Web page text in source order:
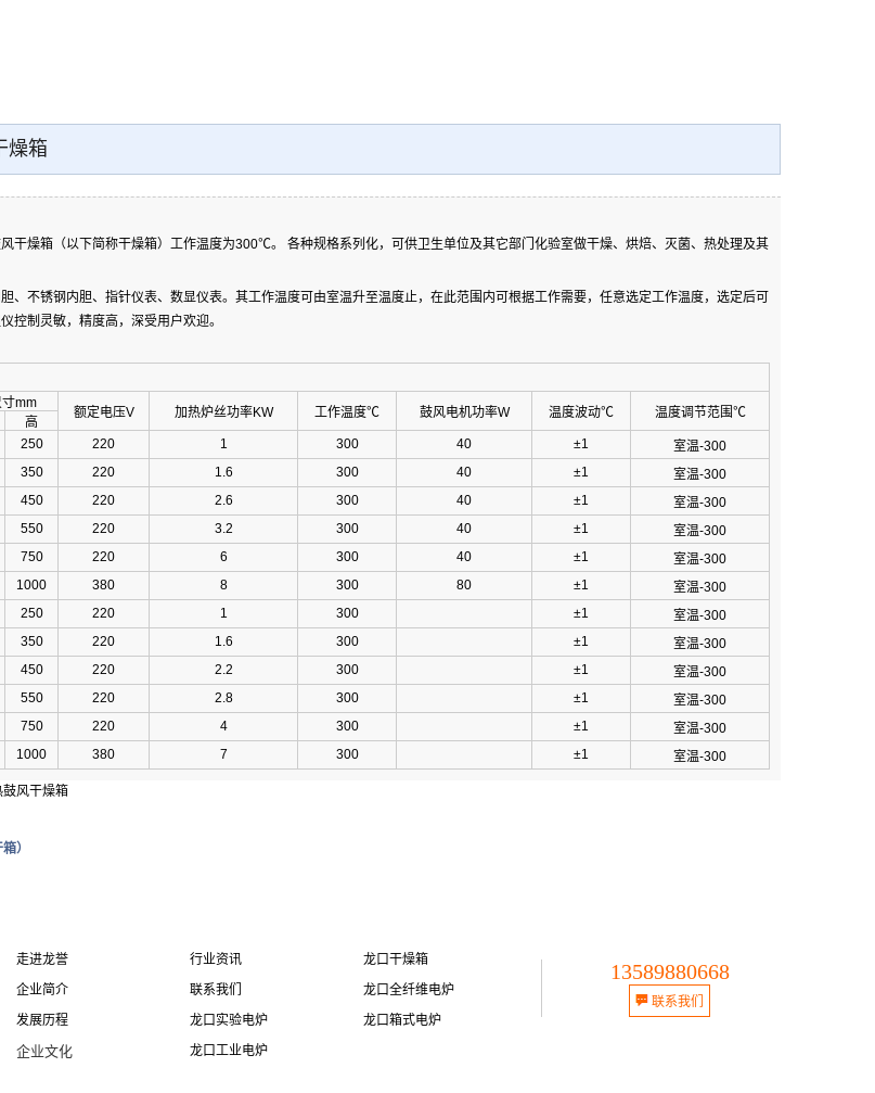
燥箱
干燥箱（以下简称干燥箱）工作温度为300℃。 各种规格系列化，可供卫生单位及其它部门化验室做干燥、烘焙、灭菌、热处理及其
、不锈钢内胆、指针仪表、数显仪表。其工作温度可由室温升至温度止，在此范围内可根据工作需要，任意选定工作温度，选定后可
控制灵敏，精度高，深受用户欢迎。
mm
额定电压V 加热炉丝功率KW 工作温度℃ 鼓风电机功率W 温度波动℃ 温度调节范围℃
高
250 220 1 300 40 ±1
室温-300
350 220 1.6 300 40 ±1
室温-300
450 220 2.6 300 40 ±1
室温-300
550 220 3.2 300 40 ±1
室温-300
750 220 6 300 40 ±1
室温-300
1000 380 8 300 80 ±1
室温-300
250 220 1 300 ±1
室温-300
350 220 1.6 300 ±1
室温-300
450 220 2.2 300 ±1
室温-300
550 220 2.8 300 ±1
室温-300
750 220 4 300 ±1
室温-300
1000 380 7 300 ±1 室温-300
风干燥箱
）
走进龙誉
企业简介
发展历程
企业文化
行业资讯
联系我们
龙口实验电炉
龙口工业电炉
龙口干燥箱
龙口全纤维电炉
龙口箱式电炉
13589880668
联系我们